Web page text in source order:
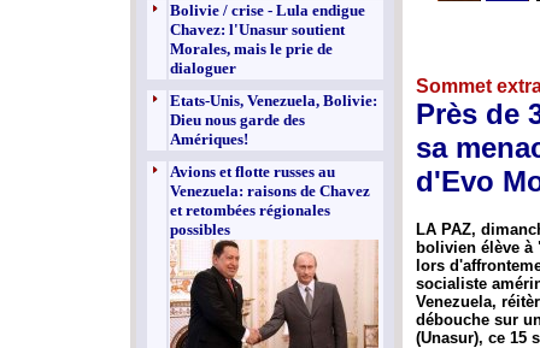
Sommet
Près de
sa
d'Evo
LA PAZ,
bolivien élève à
lors
socialiste
Venezuela,
débouche sur
(Unasur), ce 15
Bolivie / crise - Lula endigue
Chavez: l'Unasur soutient
Morales, mais le prie de
dialoguer
Etats-Unis, Venezuela, Bolivie:
Dieu nous garde des
Amériques!
Avions et flotte russes au
Venezuela: raisons de Chavez
et retombées régionales
possibles